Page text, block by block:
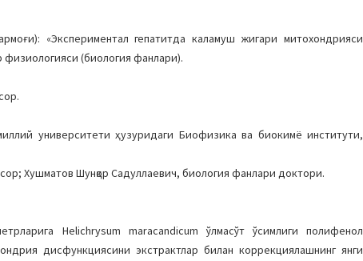
«Экспериментал гепатитда каламуш жигари митoхoндрияси
физиологияси (биология фанлари).
университети ҳузуридаги Биофизика ва биокимё институти,
Хушматов Шунқор Садуллаевич, биология фанлари доктори.
Helichrysum maracandicum ўлмасўт ўсимлиги полифенол
дисфункциясини экстрактлар билан коррекциялашнинг янги